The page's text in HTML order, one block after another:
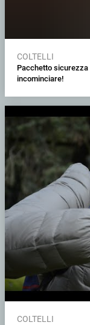
COLTELLI
Pacchetto sicurezza
incominciare!
COLTELLI